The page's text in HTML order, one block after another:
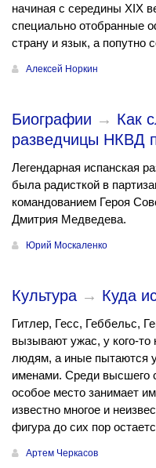
начиная с середины XIX
специально отобранные
страну и язык, а
Алексей Норкин
Биографии → Как
разведчицы НКВД
Легендарная испанская
была радисткой в
командованием Героя
Дмитрия Медведева.
Юрий Москаленко
Культура → Куда
Гитлер, Гесс, Геббельс,
вызывают ужас, у кого-то
людям, а иные пытаются
именами. Среди высшего
особое место занимает
известно многое и
фигура до сих пор
Артем Черкасов